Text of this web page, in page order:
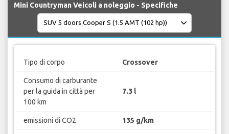
Mini Countryman Veicoli a noleggio - Specifiche
Tipo di corpo Crossover
Consumo di carburante
per la guida in città per
100 km
7.3 l
emissioni di CO2 135 g/km